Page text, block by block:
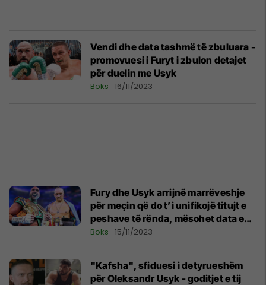
Vendi dhe data tashmë të zbuluara -
promovuesi i Furyt i zbulon detajet
për duelin me Usyk
Boks 16/11/2023
Fury dhe Usyk arrijnë marrëveshje
për meçin që do t’i unifikojë titujt e
peshave të rënda, mësohet data e
‘luftës’
Boks 15/11/2023
"Kafsha", sfiduesi i detyrueshëm
për Oleksandr Usyk - goditjet e tij